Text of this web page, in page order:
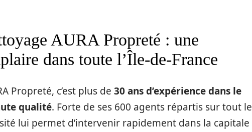
AURA Propreté : une
dans toute l’Île-de-France
Propreté, c’est plus de 30 ans d’expérience dans le
qualité. Forte de ses 600 agents répartis sur tout le
lui permet d’intervenir rapidement dans la capitale